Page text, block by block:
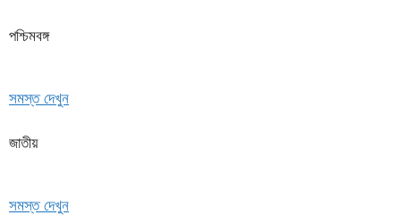
পশ্চিমবঙ্গ
সমস্ত দেখুন
জাতীয়
সমস্ত দেখুন